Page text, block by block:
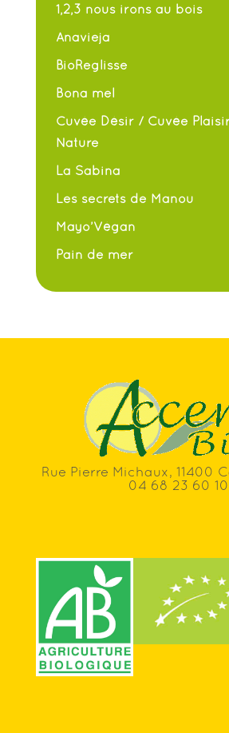
1,2,3 nous irons au bois
Anavieja
BioReglisse
Bona mel
Cuvée Désir / Cuvée
Nature
La Sabina
Les secrets de Manou
Mayo’Végan
Pain de mer
Rue Pierre Michaux, 11400
04 68 23 60 10